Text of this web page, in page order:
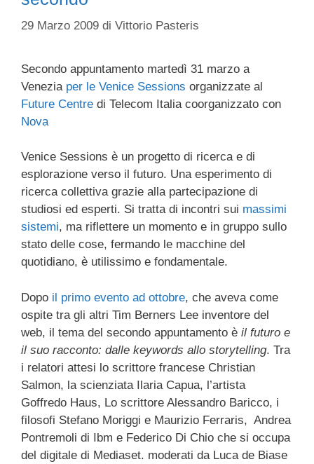
29 Marzo 2009 di Vittorio Pasteris
Secondo appuntamento martedì 31 marzo a
Venezia per le Venice Sessions organizzate al
Future Centre di Telecom Italia coorganizzato con
Nova
Venice Sessions è un progetto di ricerca e di
esplorazione verso il futuro. Una esperimento di
ricerca collettiva grazie alla partecipazione di
studiosi ed esperti. Si tratta di incontri sui massimi
sistemi, ma riflettere un momento e in gruppo sullo
stato delle cose, fermando le macchine del
quotidiano, è utilissimo e fondamentale.
Dopo il primo evento ad ottobre, che aveva come
ospite tra gli altri Tim Berners Lee inventore del
web, il tema del secondo appuntamento è il futuro e
il suo racconto: dalle keywords allo storytelling. Tra
i relatori attesi lo scrittore francese Christian
Salmon, la scienziata Ilaria Capua, l’artista
Goffredo Haus, Lo scrittore Alessandro Baricco, i
filosofi Stefano Moriggi e Maurizio Ferraris, Andrea
Pontremoli di Ibm e Federico Di Chio che si occupa
del digitale di Mediaset. moderati da Luca de Biase